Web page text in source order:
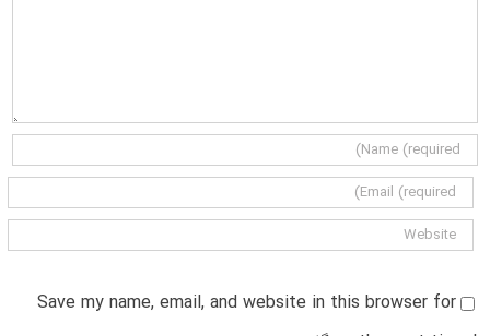
Save my name, email, and website in this browser for